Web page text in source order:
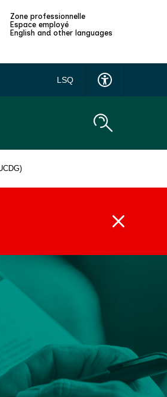
Zone professionnelle
Espace employé
English and other languages
LSQ
Fermer
Alternatives